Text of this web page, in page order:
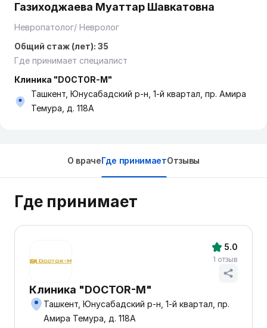
Газиходжаева Муаттар Шавкатовна
Невропатолог/ Невролог
Общий стаж (лет): 35
Где принимает специалист
Клиника "DOCTOR-M"
Ташкент, Юнусабадский р-н, 1-й квартал, пр. Амира
Темура, д. 118А
О врачеГде принимаетОтзывы
Где принимает
Клиника "DOCTOR-M"
Ташкент, Юнусабадский р-н, 1-й квартал, пр.
Амира Темура, д. 118А
5.0
1 отзыв